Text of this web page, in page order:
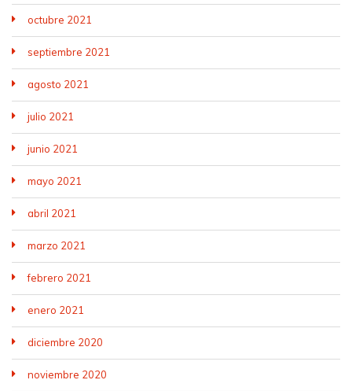
octubre 2021
septiembre 2021
agosto 2021
julio 2021
junio 2021
mayo 2021
abril 2021
marzo 2021
febrero 2021
enero 2021
diciembre 2020
noviembre 2020